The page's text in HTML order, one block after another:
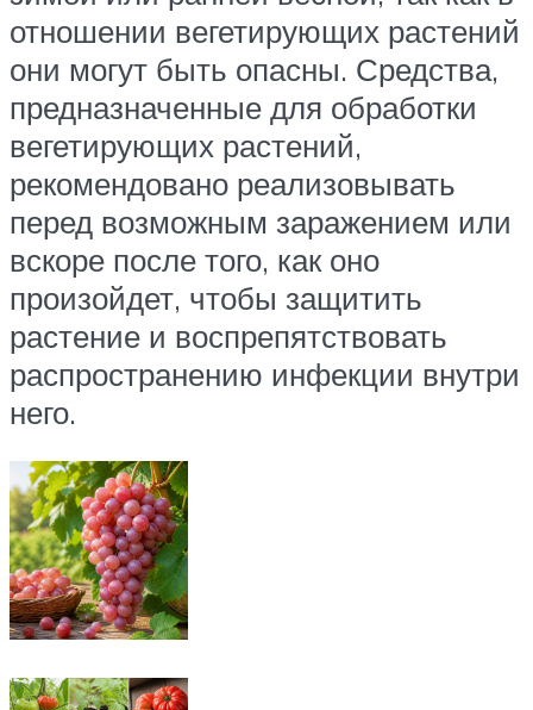
отношении вегетирующих растений
они могут быть опасны. Средства,
предназначенные для обработки
вегетирующих растений,
рекомендовано реализовывать
перед возможным заражением или
вскоре после того, как оно
произойдет, чтобы защитить
растение и воспрепятствовать
распространению инфекции внутри
него.